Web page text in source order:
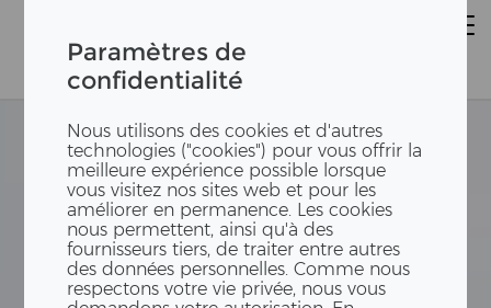
Paramètres de
confidentialité
Nous utilisons des cookies et d'autres
technologies ("cookies") pour vous offrir la
meilleure expérience possible lorsque
vous visitez nos sites web et pour les
améliorer en permanence. Les cookies
nous permettent, ainsi qu'à des
fournisseurs tiers, de traiter entre autres
des données personnelles. Comme nous
respectons votre vie privée, nous vous